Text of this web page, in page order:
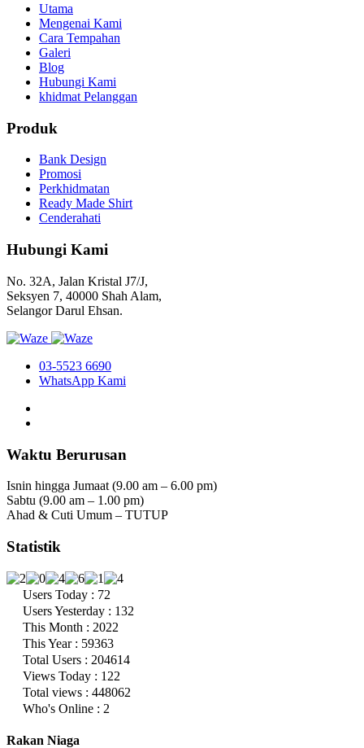
Utama
Mengenai Kami
Cara Tempahan
Galeri
Blog
Hubungi Kami
khidmat Pelanggan
Produk
Bank Design
Promosi
Perkhidmatan
Ready Made Shirt
Cenderahati
Hubungi Kami
No. 32A, Jalan Kristal J7/J,
Seksyen 7, 40000 Shah Alam,
Selangor Darul Ehsan.
03-5523 6690
WhatsApp Kami
Waktu Berurusan
Isnin hingga Jumaat (9.00 am – 6.00 pm)
Sabtu (9.00 am – 1.00 pm)
Ahad & Cuti Umum – TUTUP
Statistik
Users Today : 72
Users Yesterday : 132
This Month : 2022
This Year : 59363
Total Users : 204614
Views Today : 122
Total views : 448062
Who's Online : 2
Rakan Niaga